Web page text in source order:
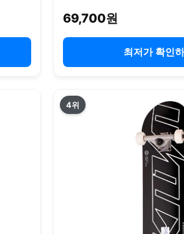
69,700원
최저가 확인
4위